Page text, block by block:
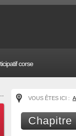
corse
VOUS ÊTES ICI :
Chapitre